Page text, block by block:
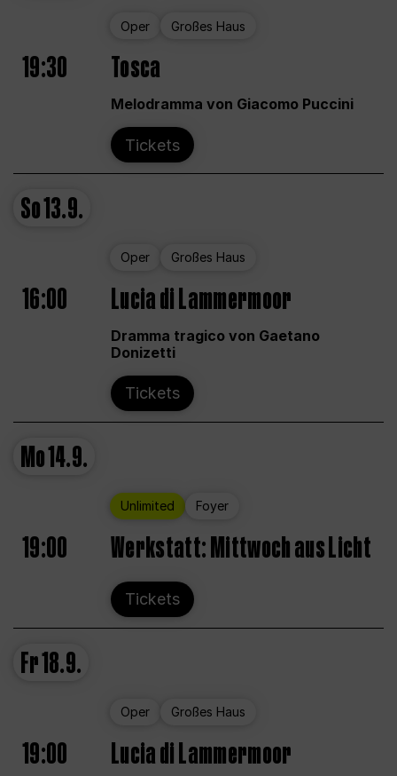
Oper Großes Haus
19:30 Tosca
Melodramma von Giacomo Puccini
Tickets
So13.9.
Oper Großes Haus
16:00 Lucia di Lammermoor
Dramma tragico von Gaetano
Donizetti
Tickets
Mo14.9.
Unlimited Foyer
19:00 Werkstatt: Mittwoch aus Licht
Tickets
Fr18.9.
Oper Großes Haus
19:00 Lucia di Lammermoor